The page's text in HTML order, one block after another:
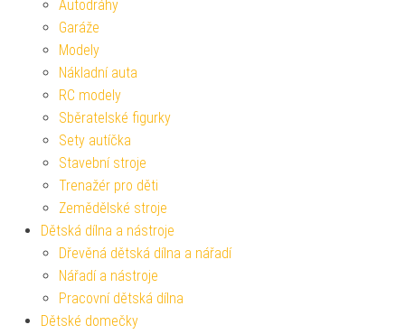
Autodráhy
Garáže
Modely
Nákladní auta
RC modely
Sběratelské figurky
Sety autíčka
Stavební stroje
Trenažér pro děti
Zemědělské stroje
Dětská dílna a nástroje
Dřevěná dětská dílna a nářadí
Nářadí a nástroje
Pracovní dětská dílna
Dětské domečky